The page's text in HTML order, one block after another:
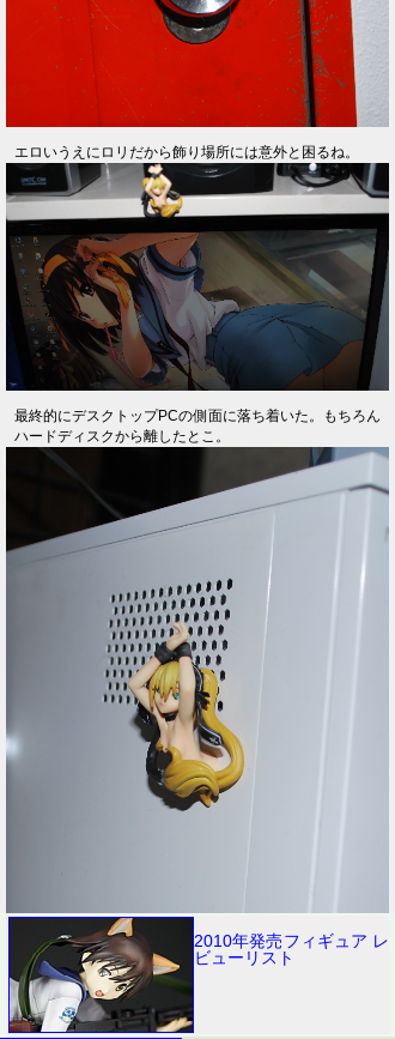
エロいうえにロリだから飾り場所には意外と困るね。
最終的にデスクトップPCの側面に落ち着いた。もちろん
ハードディスクから離したとこ。
2010年発売フィギュア レ
ビューリスト